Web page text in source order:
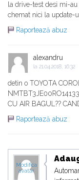
la drive-test desi mi-
chemat nici la update-
Raportează abuz
alexandru
la 21.04.2018, 16:32
detin o TOYOTA
CU AIR BAGUL??
Raportează abuz
Modifica
avatar